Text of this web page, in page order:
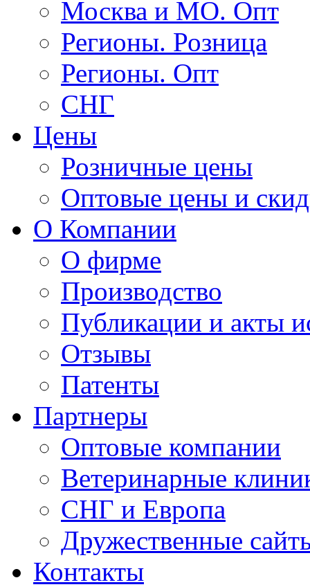
Москва и МО. Опт
Регионы. Розница
Регионы. Опт
СНГ
Цены
Розничные цены
Оптовые цены и
О Компании
О фирме
Производство
Публикации и акты
Отзывы
Патенты
Партнеры
Оптовые компании
Ветеринарные
СНГ и Европа
Дружественные
Контакты